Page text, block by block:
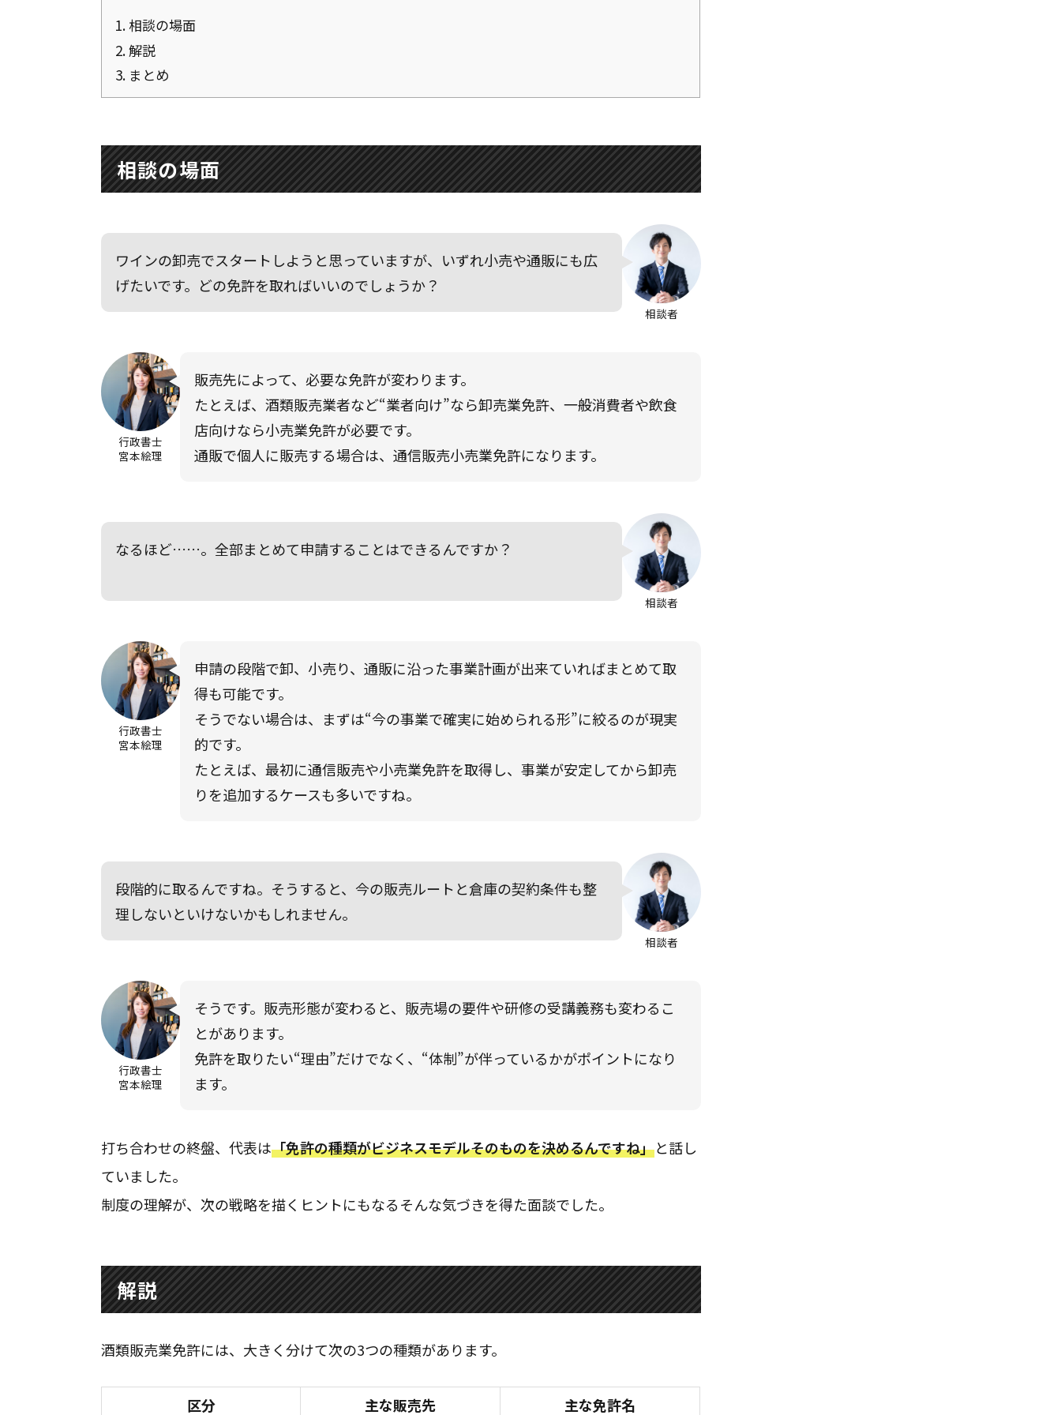
1. 相談の場面
2.解説
3. まとめ
相談の場面
ワインの卸売でスタートしようと思っていますが、いずれ小売や通販にも広
げたいです。どの免許を取ればいいのでしょうか？
相談者
販売先によって、必要な免許が変わります。
たとえば、酒類販売業者など“業者向け”なら卸売業免許、一般消費者や飲食
店向けなら小売業免許が必要です。
通販で個人に販売する場合は、通信販売小売業免許になります。
行政書士
宮本絵理
なるほど……。全部まとめて申請することはできるんですか？
相談者
申請の段階で卸、小売り、通販に沿った事業計画が出来ていればまとめて取
得も可能です。
そうでない場合は、まずは“今の事業で確実に始められる形”に絞るのが現実
的です。
たとえば、最初に通信販売や小売業免許を取得し、事業が安定してから卸売
りを追加するケースも多いですね。
行政書士
宮本絵理
段階的に取るんですね。そうすると、今の販売ルートと倉庫の契約条件も整
理しないといけないかもしれません。
相談者
そうです。販売形態が変わると、販売場の要件や研修の受講義務も変わるこ
とがあります。
免許を取りたい“理由”だけでなく、“体制”が伴っているかがポイントになり
ます。
行政書士
宮本絵理
打ち合わせの終盤、代表は「免許の種類がビジネスモデルそのものを決めるんですね」と話し
ていました。
制度の理解が、次の戦略を描くヒントにもなる――そんな気づきを得た面談でした。
解説
酒類販売業免許には、大きく分けて次の3つの種類があります。
区分 主な販売先 主な免許名